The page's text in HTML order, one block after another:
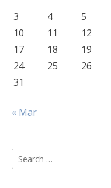
3
4 5
10
11 12
17
18 19
24
25 26
31
« Mar
Search
for: